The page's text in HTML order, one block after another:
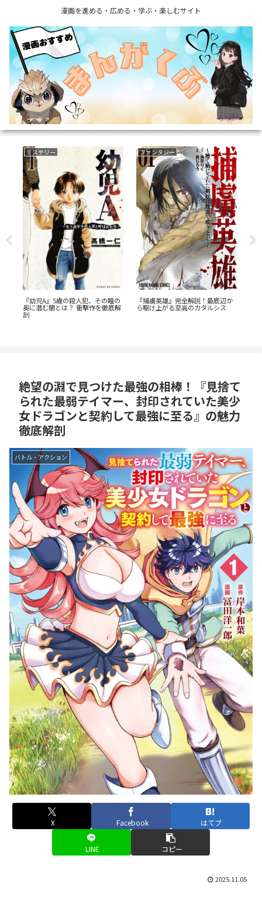
漫画を進める・広める・学ぶ・楽しむサイト
ラブコメ
『たろうのまにまに』徹底紹介！
クズなヒモ男に沼る人続出の理由
と「まにまに」の意味とは？
恋愛
混ぜるな危険、でも混ざりたい。
潔癖男子×ズボラ女子の『落ちな
絶望の淵で見つけた最強の相棒！『見捨て
られた最弱テイマー、封印されていた美少
女ドラゴンと契約して最強に至る』の魅力
徹底解剖
バトル・アクション
X Facebook はてブ
LINE コピー
2025.11.05